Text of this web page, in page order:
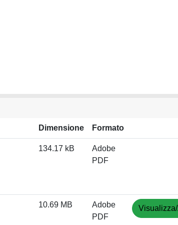
Dimensione Formato
134.17 kB
Adobe
PDF
10.69 MB
Adobe
PDF